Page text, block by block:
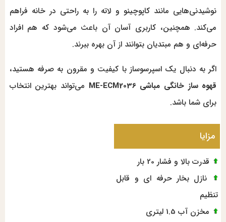
نوشیدنی‌هایی مانند کاپوچینو و لاته را به راحتی در خانه فراهم
می‌کند. همچنین، کاربری آسان آن باعث می‌شود که هم افراد
حرفه‌ای و هم مبتدیان بتوانند از آن بهره ببرند.
اگر به دنبال یک اسپرسوساز با کیفیت و مقرون به صرفه هستید،
قهوه ساز خانگی مباشی ME-ECM2036
می‌تواند بهترین انتخاب
برای شما باشد.
مزایا
قدرت بالا و فشار 20 بار
نازل بخار حرفه ای و قابل
تنظیم
مخزن آب 1.5 لیتری